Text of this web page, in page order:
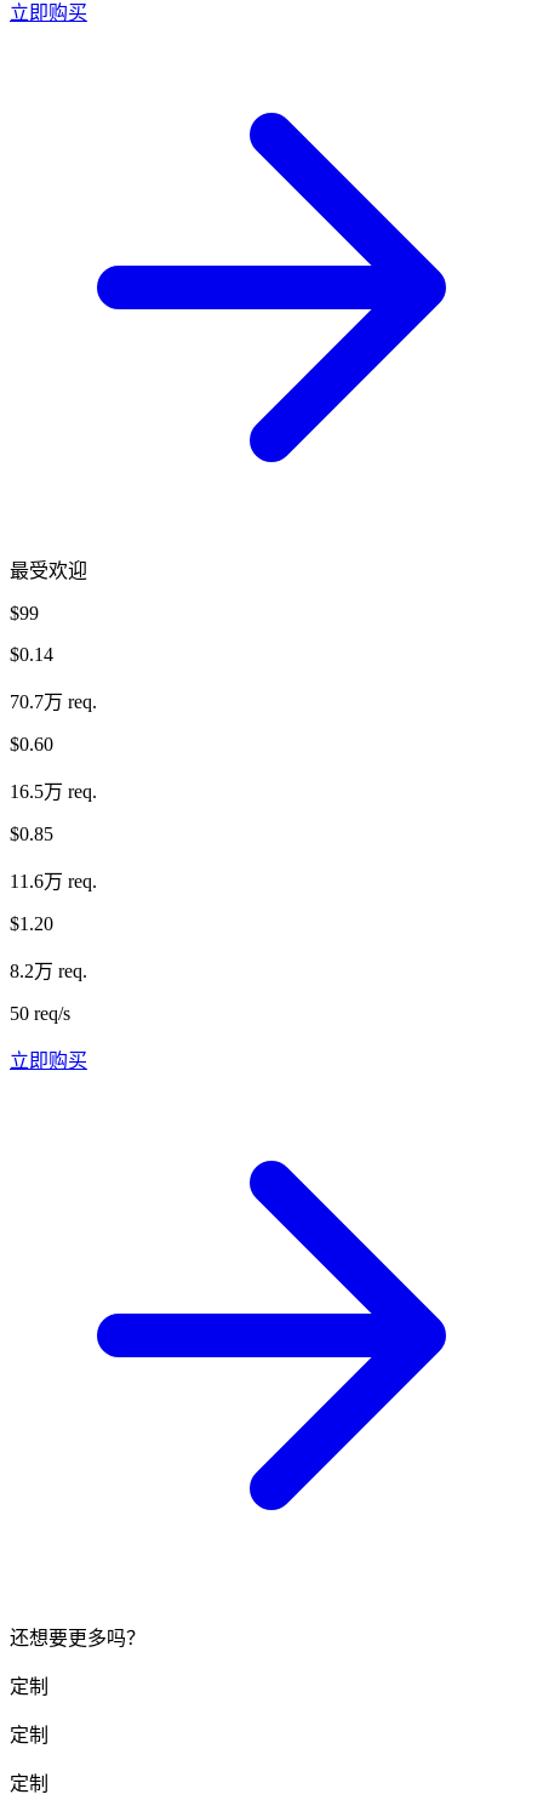
立即购买
最受欢迎
$99
$0.14
70.7万 req.
$0.60
16.5万 req.
$0.85
11.6万 req.
$1.20
8.2万 req.
50 req/s
立即购买
还想要更多吗？
定制
定制
定制